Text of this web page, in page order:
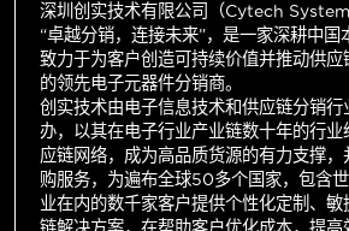
深圳创实技术有限公司（Cytech
“卓越分销，连接未来”，是一家深耕中国
致力于为客户创造可持续价值并推动供应
的领先电子元器件分销商。
创实技术由电子信息技术和供应链分销行
办，以其在电子行业产业链数十年的行业
应链网络，成为高品质货源的有力支撑
购服务，为遍布全球50多个国家，包含
业在内的数千家客户提供个性化定制、